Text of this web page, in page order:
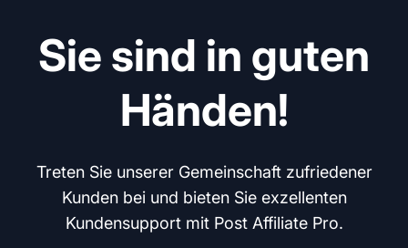
Sie sind in guten
Händen!
Treten Sie unserer Gemeinschaft zufriedener
Kunden bei und bieten Sie exzellenten
Kundensupport mit Post Affiliate Pro.